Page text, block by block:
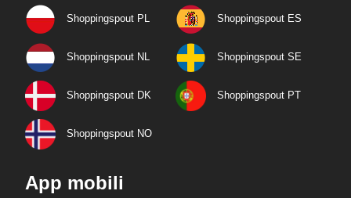
Shoppingspout PL Shoppingspout ES
Shoppingspout NL Shoppingspout SE
Shoppingspout DK Shoppingspout PT
Shoppingspout NO
App mobili